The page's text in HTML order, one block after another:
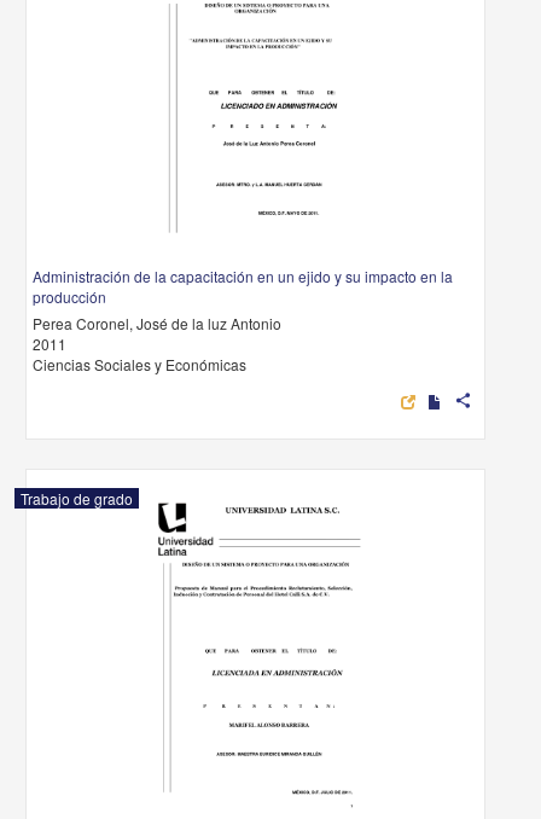
Administración de la capacitación en un ejido y su impacto en la
producción
Perea Coronel, José de la luz Antonio
2011
Ciencias Sociales y Económicas
share
Trabajo de grado